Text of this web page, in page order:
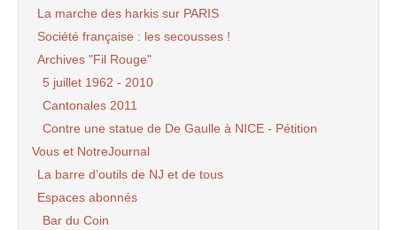
La marche des harkis sur PARIS
Société française : les secousses !
Archives "Fil Rouge"
5 juillet 1962 - 2010
Cantonales 2011
Contre une statue de De Gaulle à NICE - Pétition
Vous et NotreJournal
La barre d’outils de NJ et de tous
Espaces abonnés
Bar du Coin